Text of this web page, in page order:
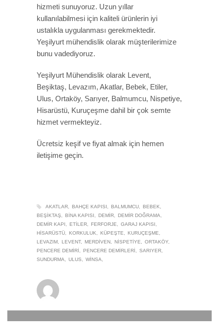
hizmeti sunuyoruz. Uzun yıllar
kullanılabilmesi için kaliteli ürünlerin iyi
ustalıkla uygulanması gerekmektedir.
Yeşilyurt mühendislik olarak müşterilerimize
bunu vadediyoruz.
Yeşilyurt Mühendislik olarak Levent,
Beşiktaş, Levazım, Akatlar, Bebek, Etiler,
Ulus, Ortaköy, Sarıyer, Balmumcu, Nispetiye,
Hisarüstü, Kuruçeşme dahil bir çok semte
hizmet vermekteyiz.
Ücretsiz keşif ve fiyat almak için hemen
iletişime geçin.
AKATLAR BAHÇE KAPISI BALMUMCU
BEBEK
BEŞIKTAŞ
BINA KAPISI DEMIR
DEMIR DOĞRAMA
DEMIR KAPI
ETILER FERFORJE
GARAJ KAPISI
HISARÜSTÜ
KORKULUK KÜPEŞTE
KURUÇEŞME
LEVAZIM
LEVENT MERDIVEN NISPETIYE
ORTAKÖY
PENCERE DEMIRI
PENCERE DEMIRLERI
SARIYER
SUNDURMA
ULUS WINSA